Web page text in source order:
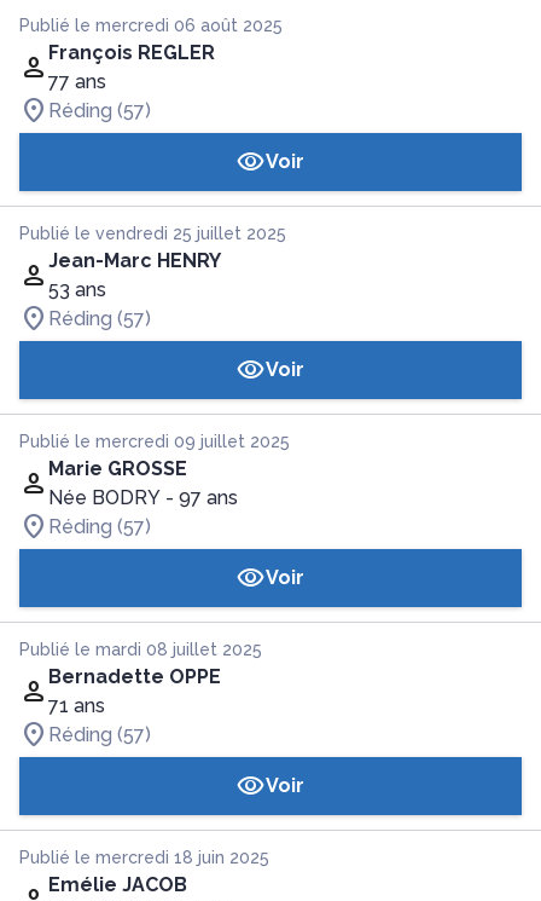
Publié le mercredi 06 août 2025
François REGLER
77 ans
Réding (57)
Voir
Publié le vendredi 25 juillet 2025
Jean-Marc HENRY
53 ans
Réding (57)
Voir
Publié le mercredi 09 juillet 2025
Marie GROSSE
Née BODRY - 97 ans
Réding (57)
Voir
Publié le mardi 08 juillet 2025
Bernadette OPPE
71 ans
Réding (57)
Voir
Publié le mercredi 18 juin 2025
Emélie JACOB